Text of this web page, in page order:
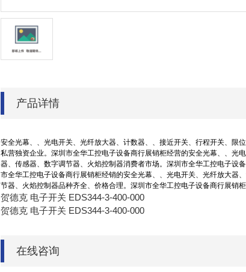
产品详情
安全光幕、、光电开关、光纤放大器、计数器、、接近开关、行程开关、限
私营独资企业。深圳市全华工控电子设备商行展销柜经营的安全光幕、、光
器、传感器、数字调节器、火焰控制器消费者市场。深圳市全华工控电子设
市全华工控电子设备商行展销柜经销的安全光幕、、光电开关、光纤放大器
节器、火焰控制器品种齐全、价格合理。深圳市全华工控电子设备商行展销
贺德克 电子开关 EDS344-3-400-000
贺德克 电子开关 EDS344-3-400-000
在线咨询